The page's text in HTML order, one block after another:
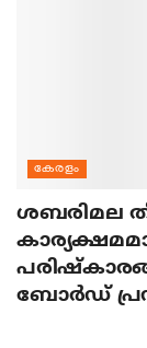
കേരളം
ശബരിമല
ബോര്‍ഡ്